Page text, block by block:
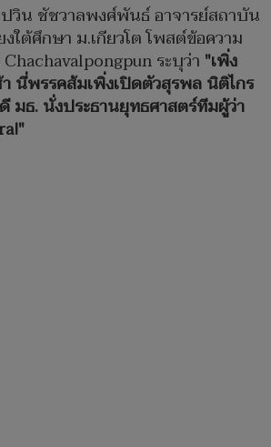
วิน ชัชวาลพงศ์พันธ์ อาจารย์สถาบัน
งใต้ศึกษา ม.เกียวโต โพสต์ข้อความ
ระบุว่า "เพิ่ง
า นี่พรรคส้มเพิ่งเปิดตัวสุรพล นิติไกร
มธ. นั่งประธานยุทธศาสตร์ทีมผู้ว่า